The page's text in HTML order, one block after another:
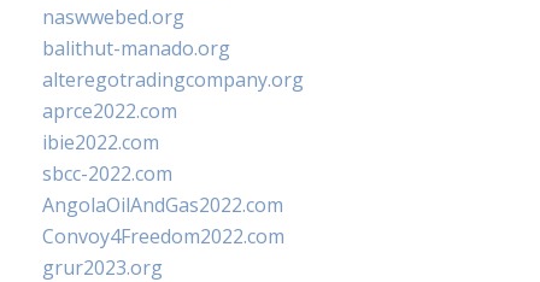
naswwebed.org
balithut-manado.org
alteregotradingcompany.org
aprce2022.com
ibie2022.com
sbcc-2022.com
AngolaOilAndGas2022.com
Convoy4Freedom2022.com
grur2023.org